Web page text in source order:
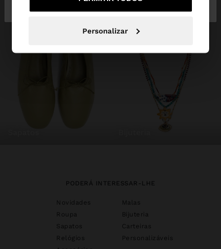
Personalizar
PODERÁ INTERESSAR-LHE
Novidades
Malas
Roupa
Bijuteria
Sapatos
Carteiras
Relógios
Personalizáveis